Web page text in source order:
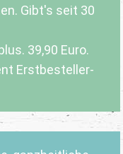
Gibt's seit 30
. 39,90 Euro.
Erstbesteller-